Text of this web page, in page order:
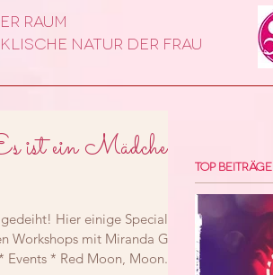
Raum
Natur der frau
ein Mädchen!
Hier einige Specials
Workshops mit Miranda Gray
Events * Red Moon, Moon...
Top Beiträge